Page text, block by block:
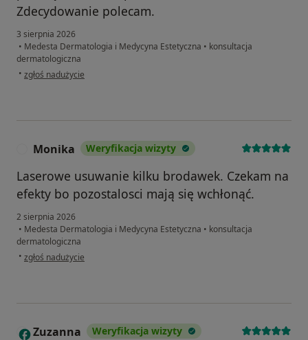
Zdecydowanie polecam.
3 sierpnia 2026
• Medesta Dermatologia i Medycyna Estetyczna • konsultacja
dermatologiczna
• w opinii użytkownika K J
zgłoś nadużycie
Monika Weryfikacja wizyty
Laserowe usuwanie kilku brodawek. Czekam na
efekty bo pozostalosci mają się wchłonąć.
2 sierpnia 2026
• Medesta Dermatologia i Medycyna Estetyczna • konsultacja
dermatologiczna
• w opinii użytkownika Monika
zgłoś nadużycie
Z Zuzanna Weryfikacja wizyty